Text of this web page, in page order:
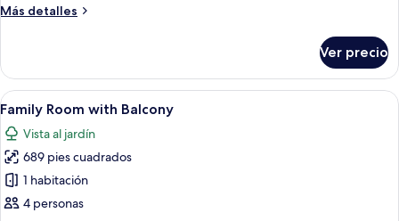
Pool
Más detalles
Más
Suite
with
Pool
Access
Ver precio
Abrir
todas
las
fotos
de
Family
Una habitación de hotel moderna
8
Family Room with Balcony
Vista al jardín
689 pies cuadrados
1 habitación
4 personas